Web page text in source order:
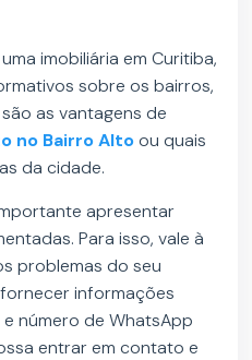
imobiliária em Curitiba,
sobre os bairros,
as vantagens de
no Bairro Altoou quais
da cidade.
apresentar
Para isso, vale à
problemas do seu
informações
número de WhatsApp
entrar em contato e